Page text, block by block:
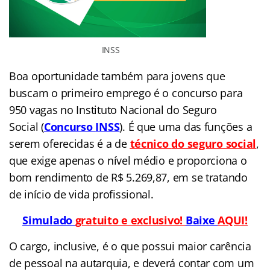
INSS
Boa oportunidade também para jovens que
buscam o primeiro emprego é o concurso para
950 vagas no Instituto Nacional do Seguro
Social (Concurso INSS). É que uma das funções a
serem oferecidas é a de técnicodo seguro social,
que exige apenas o nível médio e proporciona o
bom rendimento de R$ 5.269,87, em se tratando
de início de vida profissional.
Simulado gratuito e exclusivo! BaixeAQUI!
O cargo, inclusive, é o que possui maior carência
de pessoal na autarquia, e deverá contar com um